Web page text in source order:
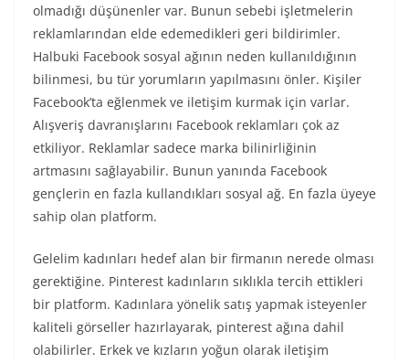
olmadığı düşünenler var. Bunun sebebi işletmelerin
reklamlarından elde edemedikleri geri bildirimler.
Halbuki Facebook sosyal ağının neden kullanıldığının
bilinmesi, bu tür yorumların yapılmasını önler. Kişiler
Facebook’ta eğlenmek ve iletişim kurmak için varlar.
Alışveriş davranışlarını Facebook reklamları çok az
etkiliyor. Reklamlar sadece marka bilinirliğinin
artmasını sağlayabilir. Bunun yanında Facebook
gençlerin en fazla kullandıkları sosyal ağ. En fazla üyeye
sahip olan platform.
Gelelim kadınları hedef alan bir firmanın nerede olması
gerektiğine. Pinterest kadınların sıklıkla tercih ettikleri
bir platform. Kadınlara yönelik satış yapmak isteyenler
kaliteli görseller hazırlayarak, pinterest ağına dahil
olabilirler. Erkek ve kızların yoğun olarak iletişim